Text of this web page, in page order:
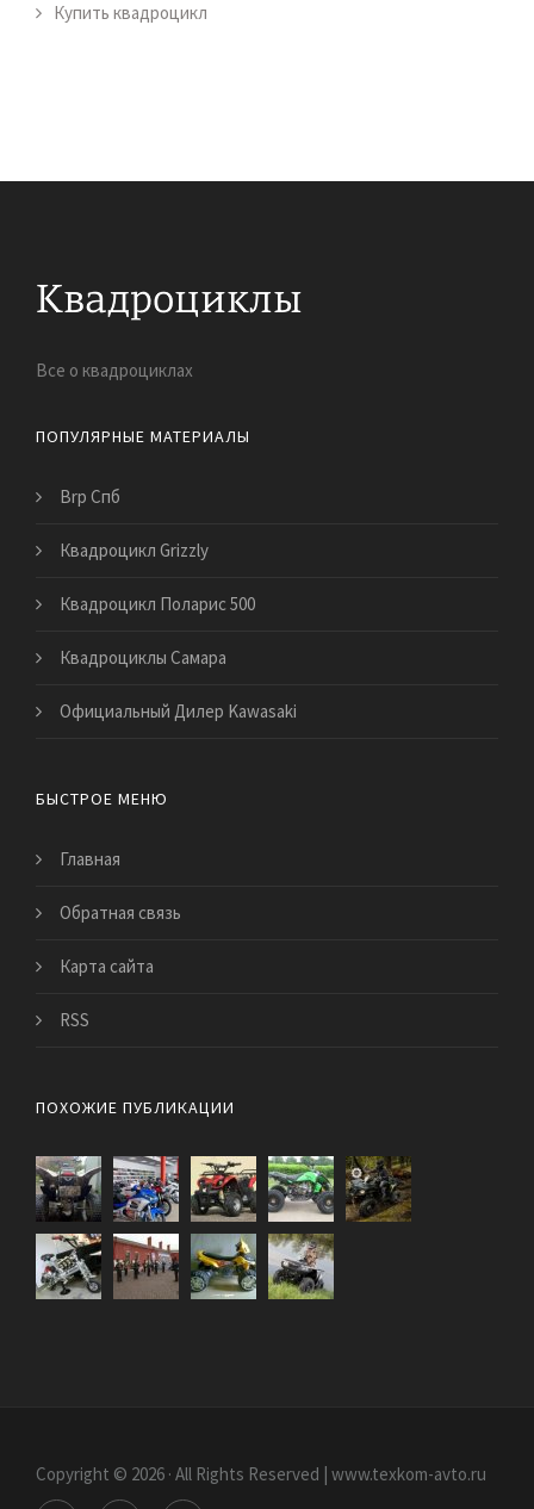
Купить квадроцикл
Все о квадроциклах
ПОПУЛЯРНЫЕ МАТЕРИАЛЫ
Brp Спб
Квадроцикл Grizzly
Квадроцикл Поларис 500
Квадроциклы Самара
Официальный Дилер Kawasaki
БЫСТРОЕ МЕНЮ
Главная
Обратная связь
Карта сайта
RSS
ПОХОЖИЕ ПУБЛИКАЦИИ
Copyright © 2026 · All Rights Reserved | www.texkom-avto.ru